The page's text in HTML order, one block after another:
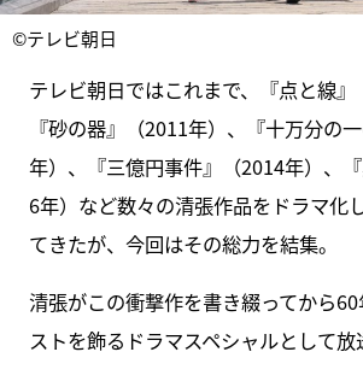
©テレビ朝日
テレビ朝日ではこれまで、『点と線』
『砂の器』（2011年）、『十万分の
年）、『三億円事件』（2014年）、
6年）など数々の清張作品をドラマ化
てきたが、今回はその総力を結集。
清張がこの衝撃作を書き綴ってから
ストを飾るドラマスペシャルとして放